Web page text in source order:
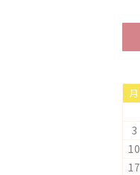
月
3
10
17